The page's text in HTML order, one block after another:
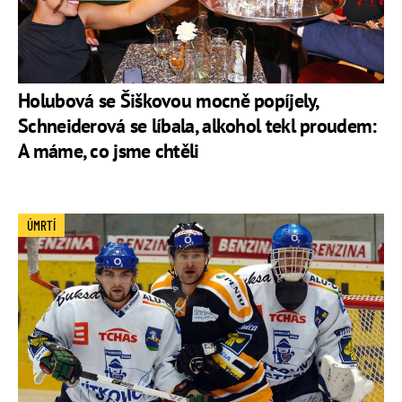
Holubová se Šiškovou mocně popíjely,
Schneiderová se líbala, alkohol tekl proudem:
A máme, co jsme chtěli
ÚMRTÍ